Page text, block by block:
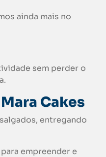
ainda mais no
sem perder o
Mara Cakes
entregando
empreender e